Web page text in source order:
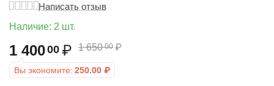
Написать отзыв
Наличие: 2 шт.
1 40000 ₽ 1 650 00 ₽
Вы экономите: 250.00 ₽